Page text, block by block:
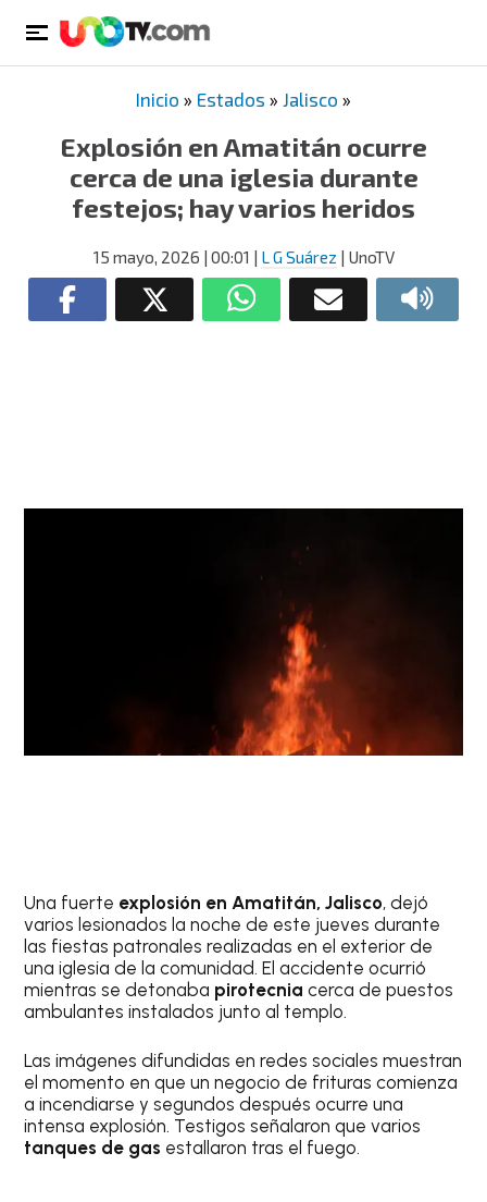
Inicio » Estados » Jalisco »
Explosión en Amatitán ocurre
cerca de una iglesia durante
festejos; hay varios heridos
15 mayo, 2026 | 00:01 | L G Suárez | UnoTV
Una fuerte explosión en Amatitán, Jalisco, dejó
varios lesionados la noche de este jueves durante
las fiestas patronales realizadas en el exterior de
una iglesia de la comunidad. El accidente ocurrió
mientras se detonaba pirotecnia cerca de puestos
ambulantes instalados junto al templo.
Las imágenes difundidas en redes sociales muestran
el momento en que un negocio de frituras comienza
a incendiarse y segundos después ocurre una
intensa explosión. Testigos señalaron que varios
tanques de gas estallaron tras el fuego.